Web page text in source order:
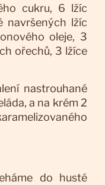
cukru, 6 lžíc
navršených lžíc
oleje, 3
ořechů, 3 lžíce
nastrouhané
a na krém 2
do husté